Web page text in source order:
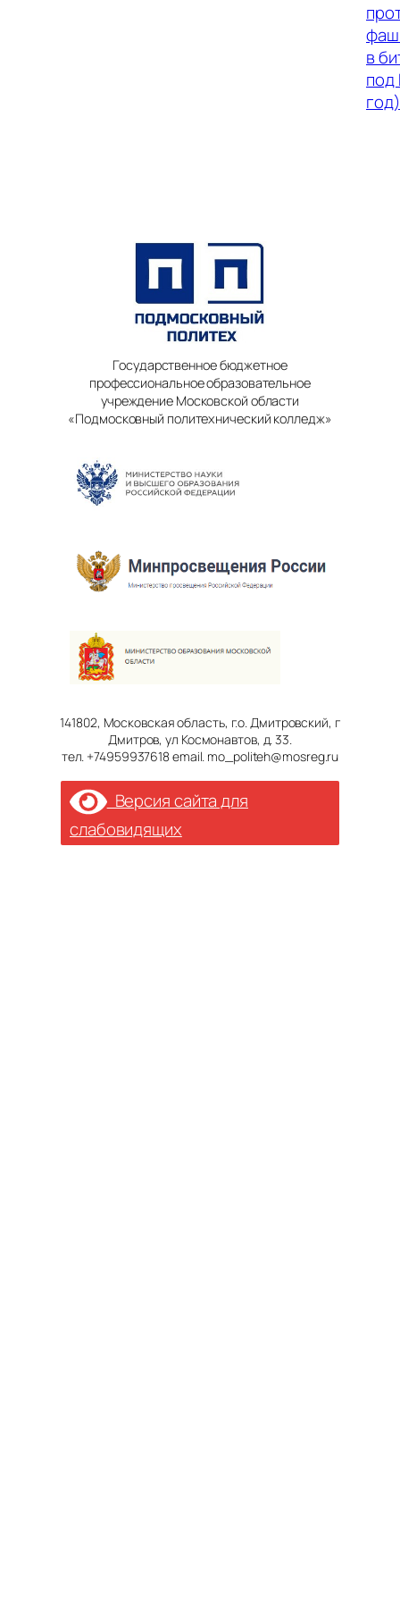
в
под
Государственное бюджетное
профессиональное образовательное
учреждение Московской области
«Подмосковный политехнический колледж»
141802, Московская область, г.о. Дмитровский, г
Дмитров, ул Космонавтов, д. 33.
тел. +74959937618 email. mo_politeh@mosreg.ru
Версия сайта для
слабовидящих